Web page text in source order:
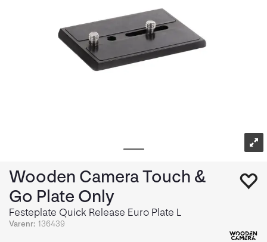
Wooden Camera Touch &
Go Plate Only
Festeplate Quick Release Euro Plate L
Varenr: 136439